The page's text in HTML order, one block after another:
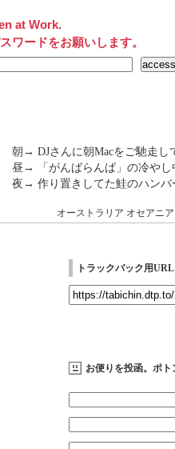
at Work.
ワードをお願いします。
朝→ DJさんに朝Macをご馳走し
昼→ 「がんばらんば」の冷やし
夜→ 作り置きしてた鮭のハンバ
オーストラリア オセアニア
トラックバック用URL
お便りを投函。ポト